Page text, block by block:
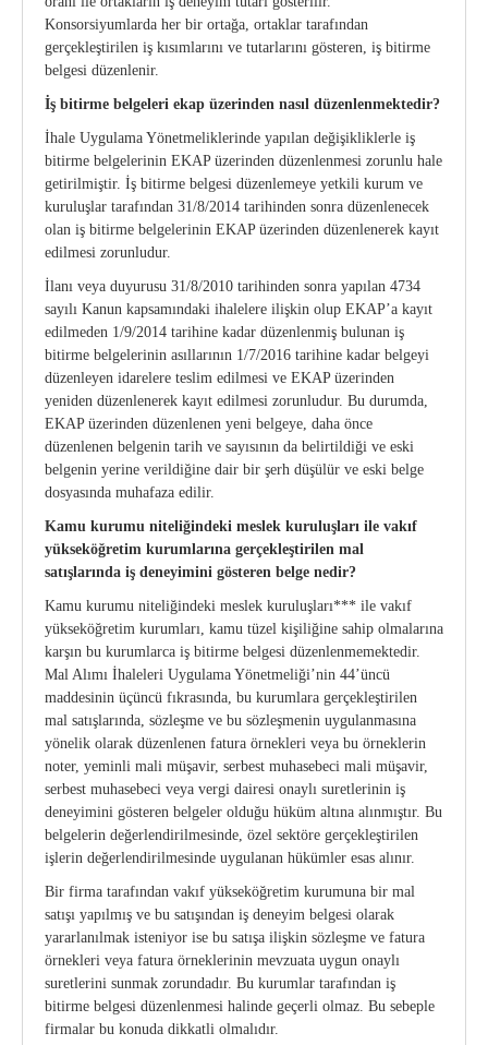
Konsorsiyumlarda her bir ortağa, ortaklar tarafından
gerçekleştirilen iş kısımlarını ve tutarlarını gösteren, iş bitirme
belgesi düzenlenir.
İş bitirme belgeleri ekap üzerinden nasıl düzenlenmektedir?
İhale Uygulama Yönetmeliklerinde yapılan değişikliklerle iş
bitirme belgelerinin EKAP üzerinden düzenlenmesi zorunlu hale
getirilmiştir. İş bitirme belgesi düzenlemeye yetkili kurum ve
kuruluşlar tarafından 31/8/2014 tarihinden sonra düzenlenecek
olan iş bitirme belgelerinin EKAP üzerinden düzenlenerek kayıt
edilmesi zorunludur.
İlanı veya duyurusu 31/8/2010 tarihinden sonra yapılan 4734
sayılı Kanun kapsamındaki ihalelere ilişkin olup EKAP’a kayıt
edilmeden 1/9/2014 tarihine kadar düzenlenmiş bulunan iş
bitirme belgelerinin asıllarının 1/7/2016 tarihine kadar belgeyi
düzenleyen idarelere teslim edilmesi ve EKAP üzerinden
yeniden düzenlenerek kayıt edilmesi zorunludur. Bu durumda,
EKAP üzerinden düzenlenen yeni belgeye, daha önce
düzenlenen belgenin tarih ve sayısının da belirtildiği ve eski
belgenin yerine verildiğine dair bir şerh düşülür ve eski belge
dosyasında muhafaza edilir.
Kamu kurumu niteliğindeki meslek kuruluşları ile vakıf
yükseköğretim kurumlarına gerçekleştirilen mal
satışlarında iş deneyimini gösteren belge nedir?
Kamu kurumu niteliğindeki meslek kuruluşları*** ile vakıf
yükseköğretim kurumları, kamu tüzel kişiliğine sahip olmalarına
karşın bu kurumlarca iş bitirme belgesi düzenlenmemektedir.
Mal Alımı İhaleleri Uygulama Yönetmeliği’nin 44’üncü
maddesinin üçüncü fıkrasında, bu kurumlara gerçekleştirilen
mal satışlarında, sözleşme ve bu sözleşmenin uygulanmasına
yönelik olarak düzenlenen fatura örnekleri veya bu örneklerin
noter, yeminli mali müşavir, serbest muhasebeci mali müşavir,
serbest muhasebeci veya vergi dairesi onaylı suretlerinin iş
deneyimini gösteren belgeler olduğu hüküm altına alınmıştır. Bu
belgelerin değerlendirilmesinde, özel sektöre gerçekleştirilen
işlerin değerlendirilmesinde uygulanan hükümler esas alınır.
Bir firma tarafından vakıf yükseköğretim kurumuna bir mal
satışı yapılmış ve bu satışından iş deneyim belgesi olarak
yararlanılmak isteniyor ise bu satışa ilişkin sözleşme ve fatura
örnekleri veya fatura örneklerinin mevzuata uygun onaylı
suretlerini sunmak zorundadır. Bu kurumlar tarafından iş
bitirme belgesi düzenlenmesi halinde geçerli olmaz. Bu sebeple
firmalar bu konuda dikkatli olmalıdır.